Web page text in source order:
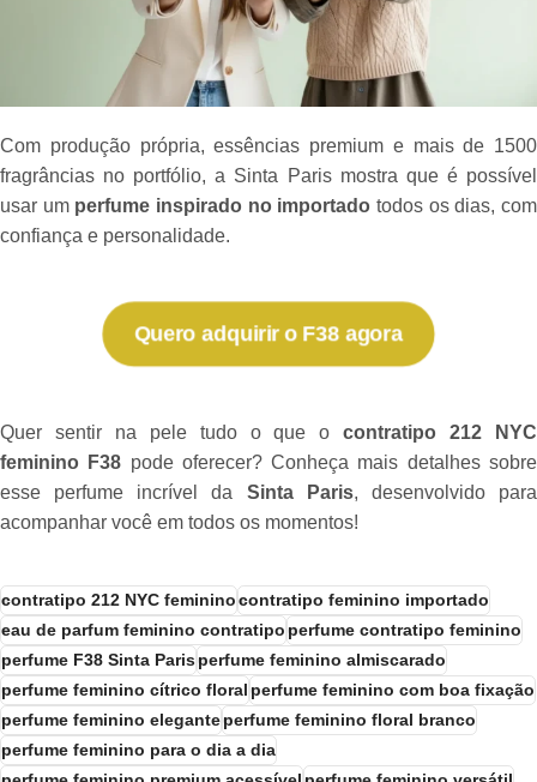
Com produção própria, essências premium e mais de 1500
fragrâncias no portfólio, a Sinta Paris mostra que é possível
usar um perfume inspirado no importado todos os dias, com
confiança e personalidade.
Quero adquirir o F38 agora
Quer sentir na pele tudo o que ocontratipo 212 NYC
feminino F38 pode oferecer? Conheça mais detalhes sobre
esse perfume incrível da Sinta Paris, desenvolvido para
acompanhar você em todos os momentos!
contratipo 212 NYC femininocontratipo feminino importado
eau de parfum feminino contratipoperfume contratipo feminino
perfume F38 Sinta Parisperfume feminino almiscarado
perfume feminino cítrico floralperfume feminino com boa fixação
perfume feminino eleganteperfume feminino floral branco
perfume feminino para o dia a dia